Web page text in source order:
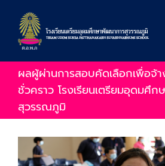
content
ผลผู้ผ่านการสอบคัดเลือกเพื่อจ้
ชั่วคราว โรงเรียนเตรียมอุดมศึ
สุวรรณภูมิ
View
Larger
Image